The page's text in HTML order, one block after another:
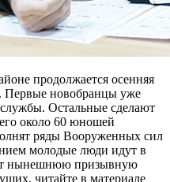
продолжается осенняя
Первые новобранцы уже
Остальные сделают
около 60 юношей
ряды Вооруженных сил
молодые люди идут в
нынешнюю призывную
читайте в материале